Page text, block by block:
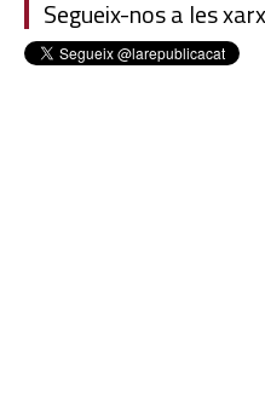
Segueix-nos a les